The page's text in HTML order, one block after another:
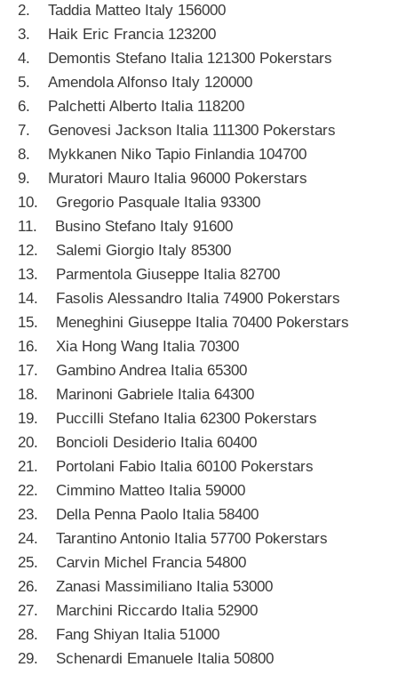
2. Taddia Matteo Italy 156000
3. Haik Eric Francia 123200
4. Demontis Stefano Italia 121300 Pokerstars
5. Amendola Alfonso Italy 120000
6. Palchetti Alberto Italia 118200
7. Genovesi Jackson Italia 111300 Pokerstars
8. Mykkanen Niko Tapio Finlandia 104700
9. Muratori Mauro Italia 96000 Pokerstars
10. Gregorio Pasquale Italia 93300
11. Busino Stefano Italy 91600
12. Salemi Giorgio Italy 85300
13. Parmentola Giuseppe Italia 82700
14. Fasolis Alessandro Italia 74900 Pokerstars
15. Meneghini Giuseppe Italia 70400 Pokerstars
16. Xia Hong Wang Italia 70300
17. Gambino Andrea Italia 65300
18. Marinoni Gabriele Italia 64300
19. Puccilli Stefano Italia 62300 Pokerstars
20. Boncioli Desiderio Italia 60400
21. Portolani Fabio Italia 60100 Pokerstars
22. Cimmino Matteo Italia 59000
23. Della Penna Paolo Italia 58400
24. Tarantino Antonio Italia 57700 Pokerstars
25. Carvin Michel Francia 54800
26. Zanasi Massimiliano Italia 53000
27. Marchini Riccardo Italia 52900
28. Fang Shiyan Italia 51000
29. Schenardi Emanuele Italia 50800